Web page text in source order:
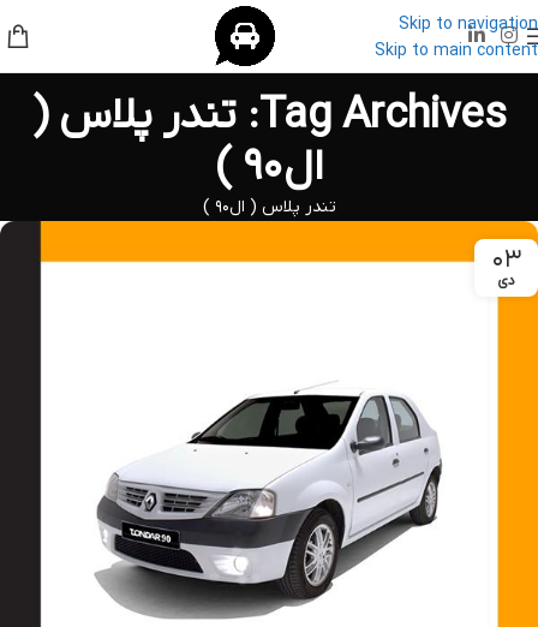
Skip to navigation
Skip to main content
Tag Archives: تندر پلاس (
ال۹۰ )
تندر پلاس ( ال۹۰ )
۰۳
دی